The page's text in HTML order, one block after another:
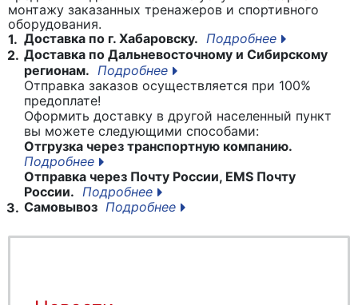
монтажу заказанных тренажеров и спортивного
оборудования.
1. Доставка по г. Хабаровску. Подробнее
2. Доставка по Дальневосточному и Сибирскому
регионам. Подробнее
Отправка заказов осуществляется при 100%
предоплате!
Оформить доставку в другой населенный пункт
вы можете следующими способами:
Отгрузка через транспортную компанию.
Подробнее
Отправка через Почту России, EMS Почту
России. Подробнее
3. Самовывоз Подробнее